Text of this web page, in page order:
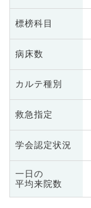
標榜科目
病床数
カルテ種別
救急指定
学会認定状況
一日の
平均来院数